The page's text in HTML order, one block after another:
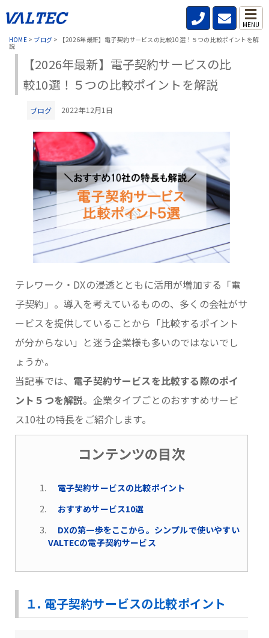
MENU
HOME> ブログ> 【2026年最新】電子契約サービスの比較10選！５つの比較ポイントを解
説
【2026年最新】電子契約サービスの比
較10選！５つの比較ポイントを解説
ブログ 2022年12月1日
テレワーク・DXの浸透とともに活用が増加する「電
子契約」。導入を考えているものの、多くの会社がサ
ービスを提供していることから「比較するポイント
が分からない」と迷う企業様も多いのではないでし
ょうか。
当記事では、 電子契約サービスを比較する際のポイ
ント５つを解説。企業タイプごとのおすすめサービ
ス10社の特長をご紹介します。
コンテンツの目次
電子契約サービスの比較ポイント
おすすめサービス10選
DXの第一歩をここから。シンプルで使いやすい
VALTECの電子契約サービス
１. 電子契約サービスの比較ポイント